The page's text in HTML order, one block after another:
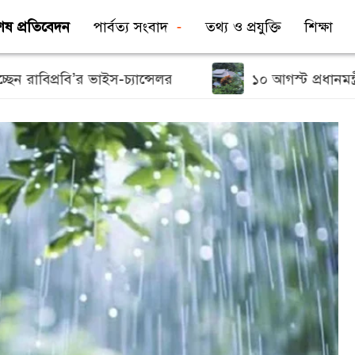
প্রতিবেদন পার্বত্য সংবাদ তথ্য ও প্রযুক্তি শিক্ষা
ভাইস-চ্যান্সেলর ১০ আগস্ট প্রধানমন্ত্রীর